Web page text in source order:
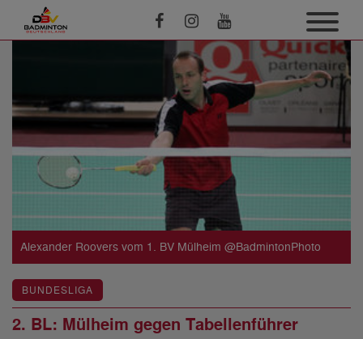
Alexander Roovers vom 1. BV Mülheim @BadmintonPhoto
BUNDESLIGA
2. BL: Mülheim gegen Tabellenführer